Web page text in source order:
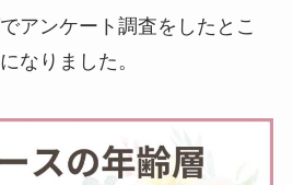
アンケート調査をしたとこ
なりました。